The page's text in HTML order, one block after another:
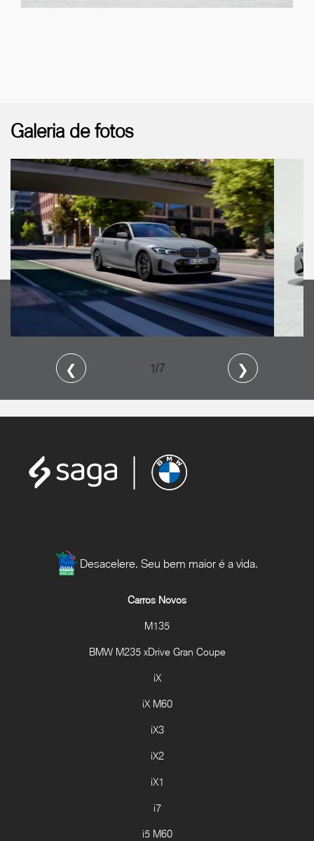
Galeria de fotos
❮ 2/7 ❯
Desacelere. Seu bem maior é a vida.
Carros Novos
M135
BMW M235 xDrive Gran Coupe
iX
iX M60
iX3
iX2
iX1
i7
i5 M60